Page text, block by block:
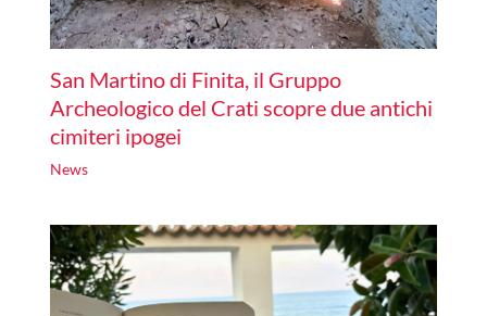
San Martino di Finita, il Gruppo
Archeologico del Crati scopre due antichi
cimiteri ipogei
News